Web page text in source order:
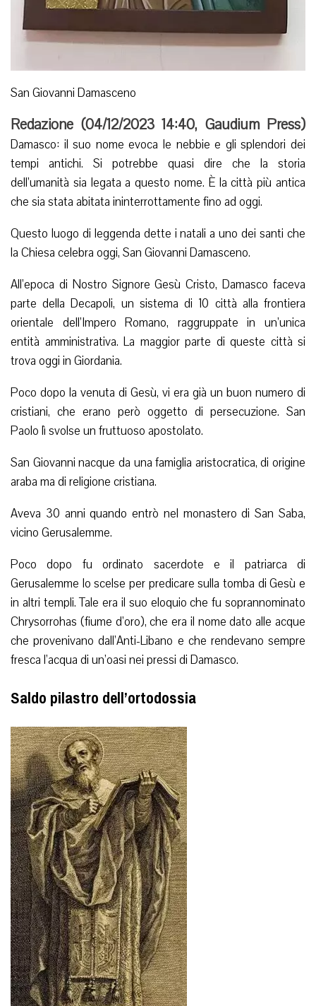
San Giovanni Damasceno
Redazione (04/12/2023 14:40, Gaudium Press)
Damasco: il suo nome evoca le nebbie e gli splendori dei
tempi antichi. Si potrebbe quasi dire che la storia
dell’umanità sia legata a questo nome. È la città più antica
che sia stata abitata ininterrottamente fino ad oggi.
Questo luogo di leggenda dette i natali a uno dei santi che
la Chiesa celebra oggi, San Giovanni Damasceno.
All’epoca di Nostro Signore Gesù Cristo, Damasco faceva
parte della Decapoli, un sistema di 10 città alla frontiera
orientale dell’Impero Romano, raggruppate in un’unica
entità amministrativa. La maggior parte di queste città si
trova oggi in Giordania.
Poco dopo la venuta di Gesù, vi era già un buon numero di
cristiani, che erano però oggetto di persecuzione. San
Paolo lì svolse un fruttuoso apostolato.
San Giovanni nacque da una famiglia aristocratica, di origine
araba ma di religione cristiana.
Aveva 30 anni quando entrò nel monastero di San Saba,
vicino Gerusalemme.
Poco dopo fu ordinato sacerdote e il patriarca di
Gerusalemme lo scelse per predicare sulla tomba di Gesù e
in altri templi. Tale era il suo eloquio che fu soprannominato
Chrysorrohas (fiume d’oro), che era il nome dato alle acque
che provenivano dall’Anti-Libano e che rendevano sempre
fresca l’acqua di un’oasi nei pressi di Damasco.
Saldo pilastro dell’ortodossia